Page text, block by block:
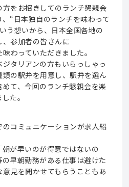
をお招きしてのランチ懇親会
“日本独自のランチを味わって
う想いから、日本全国各地の
、参加者の皆さんに
わっていただきました。
タリアンの方もいらっしゃっ
類の駅弁を用意し、駅弁を選ん
て、今回のランチ懇親会を楽
た。
コミュニケーションが求人紹
が早いのが得意ではないの
早朝勤務がある仕事は避けた
見を聞かせてもらうこともあ